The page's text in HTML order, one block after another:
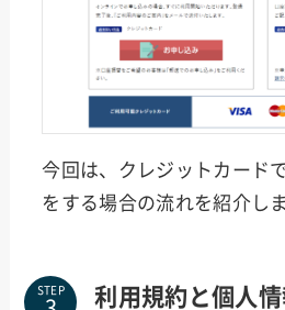
今回は、クレジットカード
をする場合の流れを紹介しま
STEP
利用規約と個人